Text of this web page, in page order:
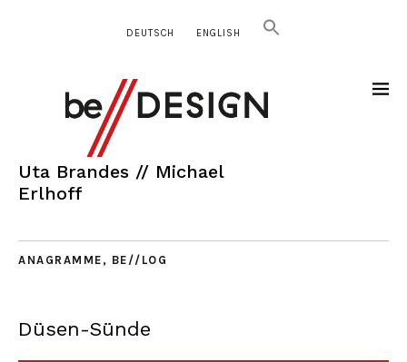
DEUTSCH ENGLISH
Uta Brandes // Michael
Erlhoff
ANAGRAMME , BE//LOG
Düsen-Sünde